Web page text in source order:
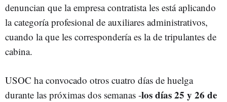
denuncian que la empresa contratista les está aplicando
la categoría profesional de auxiliares administrativos,
cuando la que les correspondería es la de tripulantes de
cabina.
USOC ha convocado otros cuatro días de huelga
durante las próximas dos semanas -los días 25 y 26 de